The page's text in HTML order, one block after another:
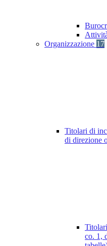
Organizzazione 17
Titolari di
di direzione
co. 1,